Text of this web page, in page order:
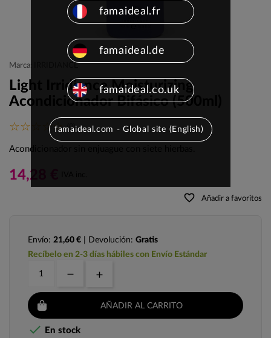
Marca: IRRIDIANCE
Light Irridiance Moisturizing
Acondicionador Bifásico (500ml)
(0)
Acondicionador sin enjuague con siete hierbas.
14,28 €
favorite_border Añadir a favoritos
Envío: 21,60 € | Devolución: Gratis
Recíbelo en 2-3 días hábiles con Envío Estándar
AÑADIR AL CARRITO
 En stock
famaideal.fr
famaideal.de
famaideal.co.uk
famaideal.com - Global site (English)